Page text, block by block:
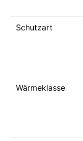
Schutzart
Wärmeklasse